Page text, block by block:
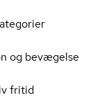
og bevægelse
fritid